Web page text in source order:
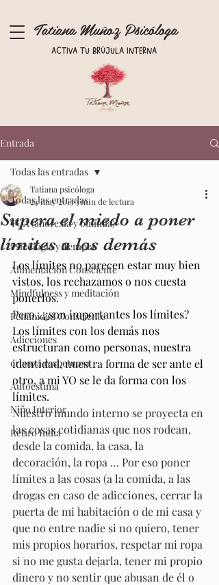
Tatiana Muñoz Psicóloga
Activa tu brújula interna
Entrada
Todas las entradas
TCA (anorexia y bulimia)
Psicología y Terapia
Alimentación Consciente
Mindfulness y meditación
Feminidad Consciente
Adicciones
crianza respetuosa
Autoestima
Niño Interior
Retiro India
Todas las entradas
Supera el miedo a poner
límites a los demás
Tatiana psicóloga
24 may 20153 min de lectura
Los límites no parecen estar muy bien
vistos, los rechazamos o nos cuesta
ponerlos.
Pero…¿son importantes los límites?
Los límites con los demás nos
estructuran como personas, nuestra
identidad, nuestra forma de ser ante el
otro, a mi YO se le da forma con los
límites.
Nuestro mundo interno se proyecta en
las cosas cotidianas que nos rodean,
desde la comida, la casa, la
decoración, la ropa … Por eso poner
límites a las cosas (a la comida, a las
drogas en caso de adicciones, cerrar la
puerta de mi habitación o de mi casa y
que no entre nadie si no quiero, tener
mis propios horarios, respetar mi ropa
si no me gusta dejarla, tener mi propio
dinero y no sentir que abusan de él o